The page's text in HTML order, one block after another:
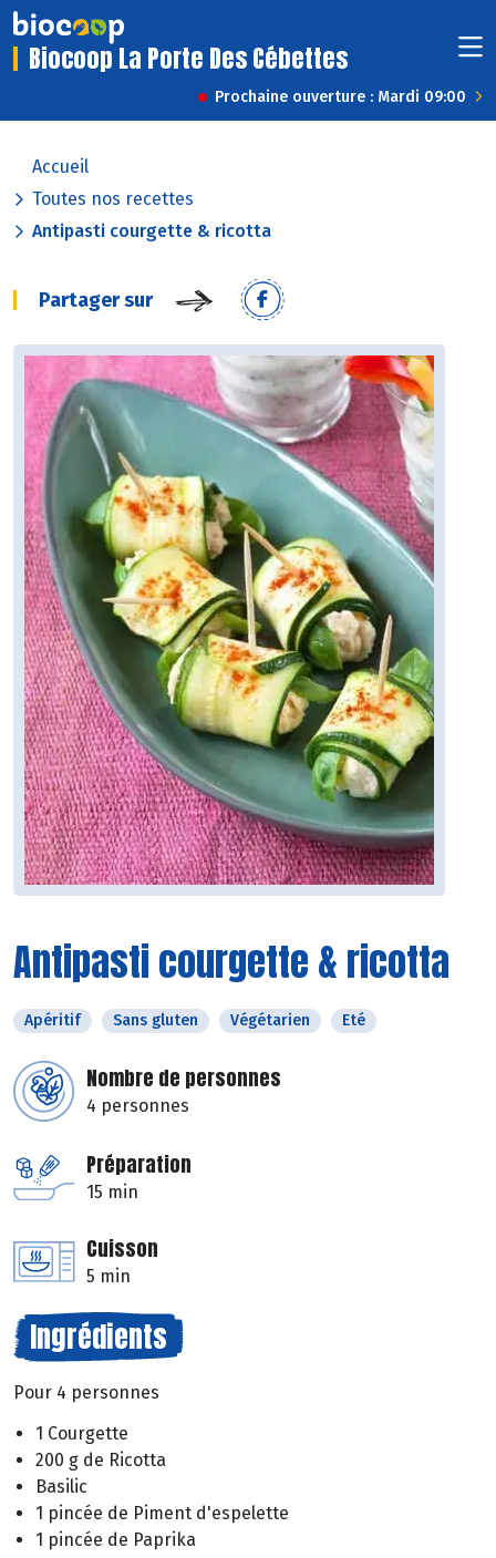
Biocoop La Porte Des Cébettes
Prochaine ouverture : Mardi 09:00
Accueil
Toutes nos recettes
Antipasti courgette & ricotta
Partager sur
Antipasti courgette & ricotta
Apéritif Sans gluten Végétarien Eté
Nombre de personnes
4 personnes
Préparation
15 min
Cuisson
5 min
Ingrédients
Pour 4 personnes
1 Courgette
200 g de Ricotta
Basilic
1 pincée de Piment d'espelette
1 pincée de Paprika